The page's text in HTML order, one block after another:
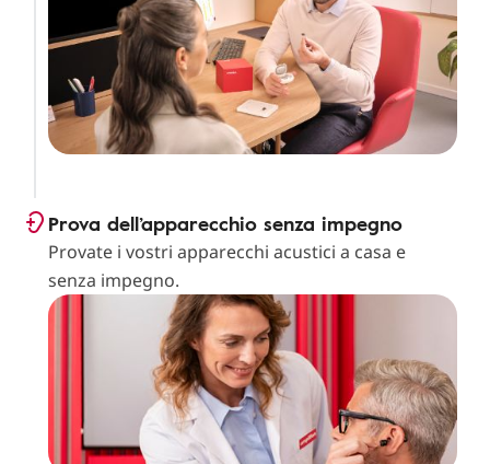
Prova dell’apparecchio senza impegno
Provate i vostri apparecchi acustici a casa e
senza impegno.